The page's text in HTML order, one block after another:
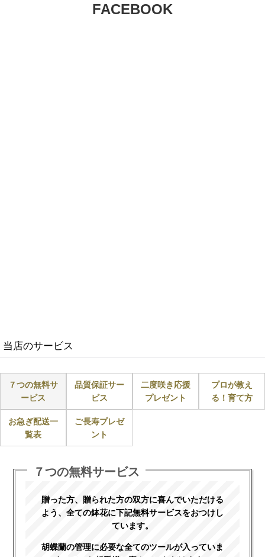
FACEBOOK
当店のサービス
７つの無料サ
ービス
品質保証サー
ビス
二度咲き応援
プレゼント
プロが教え
る！育て方
お急ぎ配送一
覧表
ご長寿プレゼ
ント
７つの無料サービス
贈った方、贈られた方の双方に喜んでいただける
よう、全ての鉢花に下記無料サービスをおつけし
ています。
胡蝶蘭の管理に必要な全てのツールが入っていま